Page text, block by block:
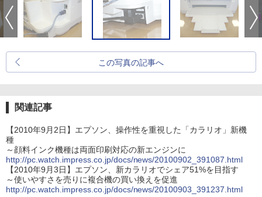
この写真の記事へ
関連記事
【2010年9月2日】エプソン、操作性を重視した「カラリオ」新機
種
～顔料インク機種は両面印刷対応の新エンジンに
http://pc.watch.impress.co.jp/docs/news/20100902_391087.html
【2010年9月3日】エプソン、新カラリオでシェア51%を目指す
～使いやすさを売りに複合機の買い換えを促進
http://pc.watch.impress.co.jp/docs/news/20100903_391237.html